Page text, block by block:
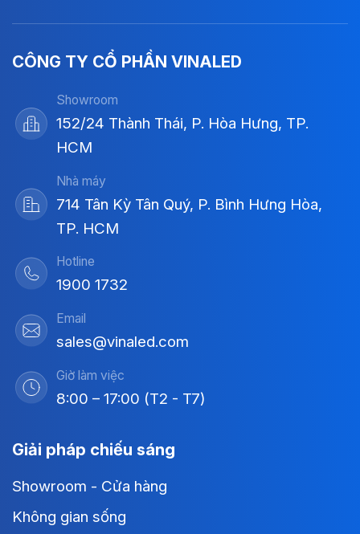
CÔNG TY CỔ PHẦN VINALED
Showroom
152/24 Thành Thái, P. Hòa Hưng, TP.
HCM
Nhà máy
714 Tân Kỳ Tân Quý, P. Bình Hưng Hòa,
TP. HCM
Hotline
1900 1732
Email
sales@vinaled.com
Giờ làm việc
8:00 – 17:00 (T2 - T7)
Giải pháp chiếu sáng
Showroom - Cửa hàng
Không gian sống